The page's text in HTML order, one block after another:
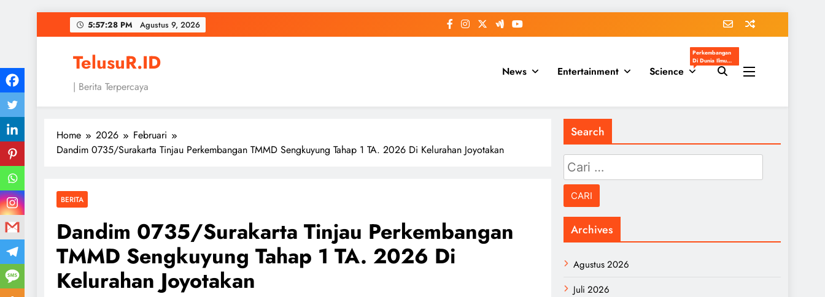
to
5:57:29 PM Agustus 9, 2026
TelusuR.ID
| Berita Terpercaya
News Entertainment Science
Perkembangan
Di Dunia Ilmu
Pengetahuan
Populer
Home 2026
Februari
Dandim 0735/Surakarta Tinjau Perkembangan TMMD Sengkuyung Tahap 1 TA. 2026 Di Kelurahan Joyotakan
BERITA
Dandim 0735/Surakarta Tinjau Perkembangan
TMMD Sengkuyung Tahap 1 TA. 2026 Di
Kelurahan Joyotakan
Search
Cari
untuk:
Archives
Agustus 2026
Juli 2026